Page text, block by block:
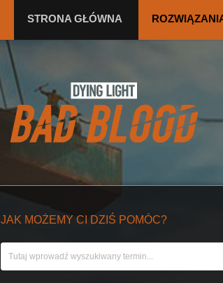
STRONA GŁÓWNA
JAK MOŻEMY CI DZIŚ POMÓC?